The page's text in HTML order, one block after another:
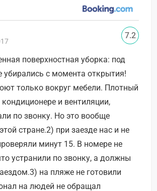
поверхностная уборка: под
убирались с момента открытия!
только вокруг мебели. Плотный
и вентиляции,
по звонку. Но это вообще
стране.2) при заезде нас и не
минут 15. В номере не
устранили по звонку, а должны
на пляже не готовили
на людей не обращал
7.2